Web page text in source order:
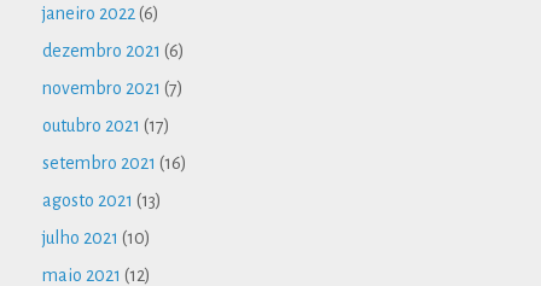
janeiro 2022 (6)
dezembro 2021 (6)
novembro 2021 (7)
outubro 2021 (17)
setembro 2021 (16)
agosto 2021 (13)
julho 2021 (10)
maio 2021 (12)